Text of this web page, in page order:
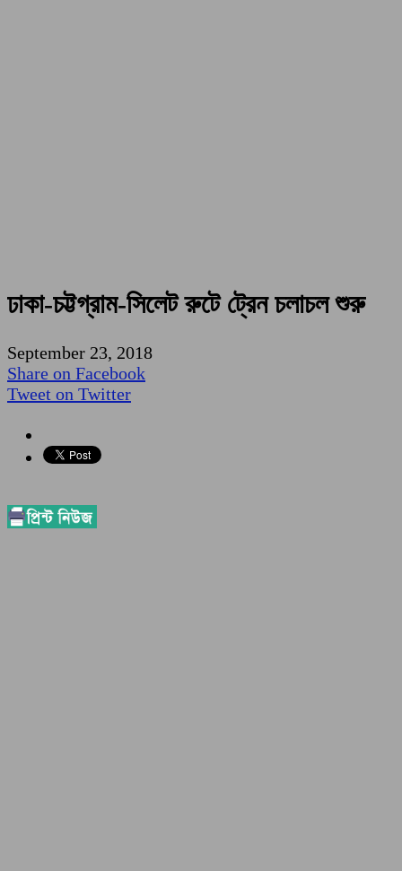
ঢাকা-চট্টগ্রাম-সিলেট রুটে ট্রেন চলাচল শুরু
September 23, 2018
Share on Facebook
Tweet on Twitter